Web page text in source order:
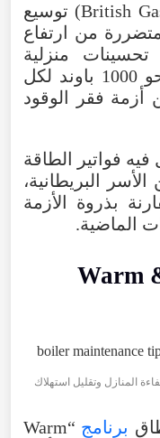
British
) توسيع
من
ارتفاع
تحسينات
منزلية
باوند لكل
أزمة فقر
الوقود
فيه فواتير
الطاقة
الأسر البريطانية،
بذروة
الأزمة
الماضية.
Warm
المنازل وتقليل استهلاك
برنامج “
Warm